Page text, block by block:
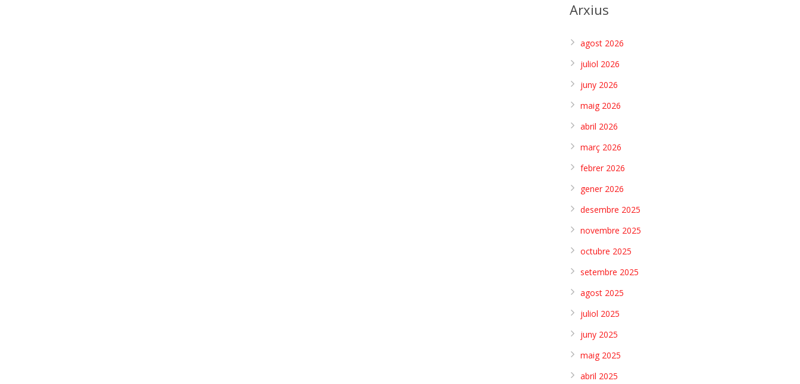
Arxius
agost 2026
juliol 2026
juny 2026
maig 2026
abril 2026
març 2026
febrer 2026
gener 2026
desembre 2025
novembre 2025
octubre 2025
setembre 2025
agost 2025
juliol 2025
juny 2025
maig 2025
abril 2025